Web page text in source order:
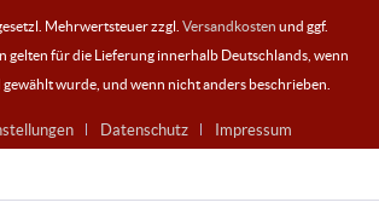
Mehrwertsteuer zzgl. Versandkosten und ggf.
gelten für die Lieferung innerhalb Deutschlands, wenn
gewählt wurde, und wenn nicht anders beschrieben.
Datenschutz Impressum